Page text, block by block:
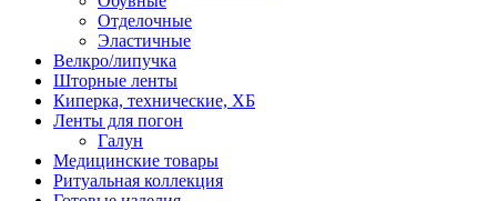
Отделочные
Эластичные
Велкро/липучка
Шторные ленты
Киперка, технические, ХБ
Ленты для погон
Галун
Медицинские товары
Ритуальная коллекция